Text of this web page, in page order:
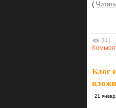
(
341
Блог
21